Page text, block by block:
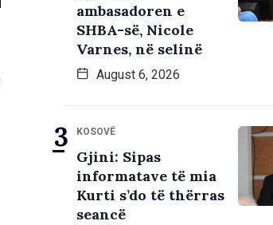
ambasadoren e
SHBA-së, Nicole
Varnes, në selinë
August 6, 2026
KOSOVË
Gjini: Sipas
informatave të mia
Kurti s’do të thërras
seancë